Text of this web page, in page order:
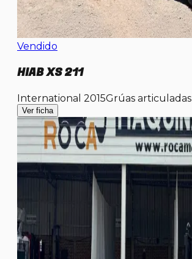
Vendido
HIAB XS 211
International 2015Grúas articuladas
Ver ficha